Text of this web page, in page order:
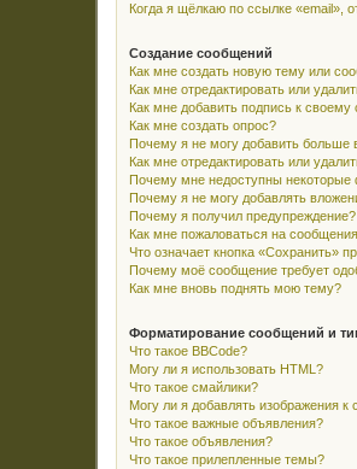
Когда я щёлкаю по ссылке «email»,
Создание сообщений
Как мне создать новую тему или
Как мне отредактировать или
Как мне добавить подпись к
Как мне создать опрос?
Почему я не могу добавить больше
Как мне отредактировать или
Почему мне недоступны
Почему я не могу добавлять
Почему я получил предупреждение?
Как мне пожаловаться на
Что означает кнопка «Сохранить»
Почему моё сообщение требует
Как мне вновь поднять мою тему?
Форматирование сообщений и
Что такое BBCode?
Могу ли я использовать HTML?
Что такое смайлики?
Могу ли я добавлять изображения
Что такое важные объявления?
Что такое объявления?
Что такое прилепленные темы?